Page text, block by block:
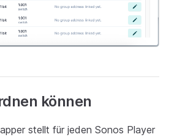
können
stellt für jeden Sonos Player